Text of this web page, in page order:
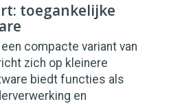
toegankelijke
compacte variant van
zich op kleinere
biedt functies als
en